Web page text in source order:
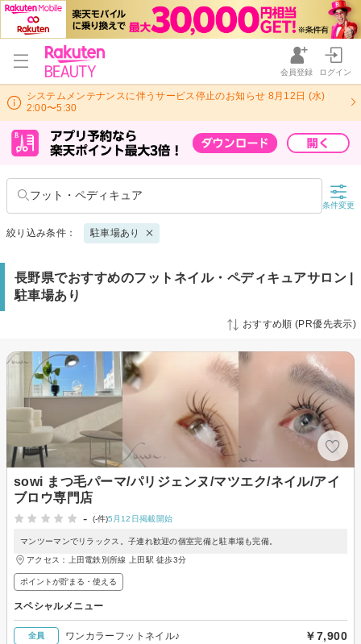
会員登録 ログイン
システムメンテナンスに伴うサービス停止のお知らせ 8月12日 (水)
2:00〜5:30
フット・ペディキュア
条件変更
絞り込み条件： 駐車場あり
長野県でおすすめのフットネイル・ペディキュアサロン |
駐車場あり
おすすめ順 (PR優先表示)
sowi まつ毛パーマ/パリジェンヌ/マツエク/ネイル/アイ
ブロウ専門店
-
(-件)5月12日掲載開始
マンツーマンでリラックス。子連れ歓迎の個室完備と駐車場も完備。
アクセス：上田電鉄別所線 上田駅 徒歩3分
ポイントが貯まる・使える
スペシャルメニュー
全員 ワンカラーフットネイル♪ ￥7,900